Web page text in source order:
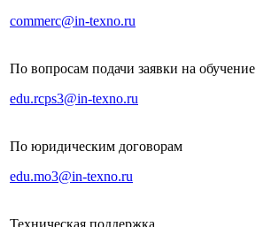
commerc@in-texno.ru
По вопросам подачи заявки на обучение
edu.rcps3@in-texno.ru
По юридическим договорам
edu.mo3@in-texno.ru
Техническая поддержка